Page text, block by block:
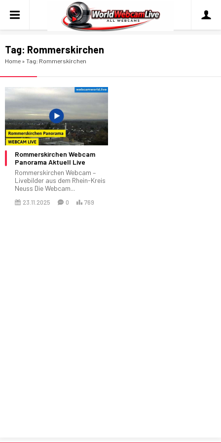
Tag: Rommerskirchen
Home » Tag: Rommerskirchen
Rommerskirchen Webcam
Panorama Aktuell Live
Rommerskirchen Webcam –
Livebilder aus dem Rhein-Kreis
Neuss Die Webcam...
23.11.2025 0 769